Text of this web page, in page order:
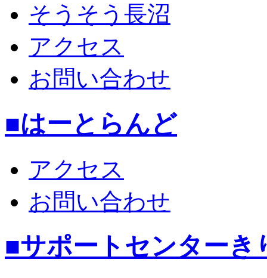
そうそう長沼
アクセス
お問い合わせ
■はーとらんど
アクセス
お問い合わせ
■サポートセンターき